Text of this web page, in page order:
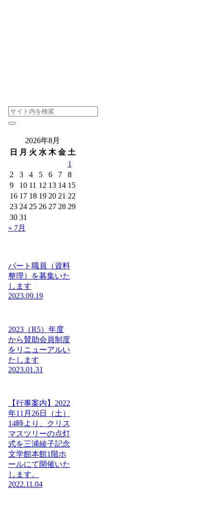
2026年8月
日 月 火 水 木 金 土
1
2
3 4 5 6 7
8
9
10 11 12 13 14 15
16 17 18 19 20 21 22
23 24 25 26 27 28 29
30 31
« 7月
パート職員（資料
整理）を募集いた
します
2023.09.19
2023（R5）年度
から賛助会員制度
をリニューアルい
たします
2023.01.31
【行事案内】2022
年11月26日（土）
14時より、クリス
マスツリーの点灯
式を三浦綾子記念
文学館本館1階ホ
ールにて開催いた
します。
2022.11.04